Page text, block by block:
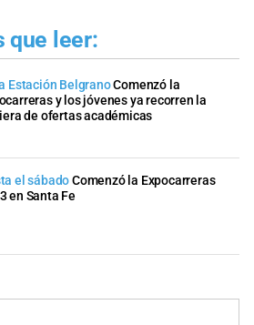
que leer:
Estación BelgranoComenzó la
y los jóvenes ya recorren la
de ofertas académicas
el sábadoComenzó la Expocarreras
en Santa Fe